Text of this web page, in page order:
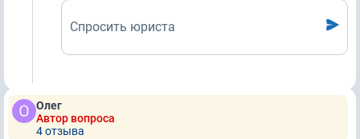
Спросить юриста
Олег
Автор вопроса
4 отзывa